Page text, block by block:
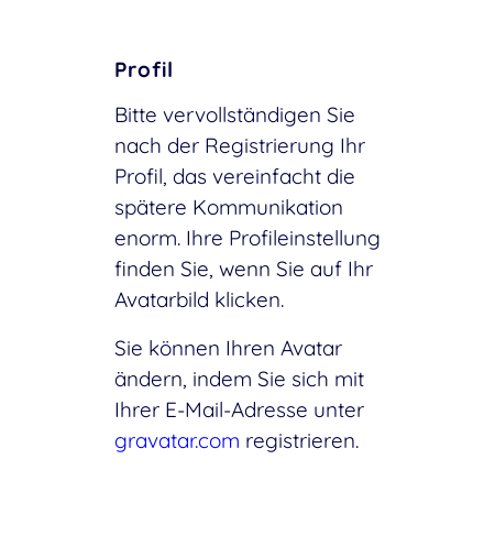
Profil
Bitte vervollständigen Sie
nach der Registrierung Ihr
Profil, das vereinfacht die
spätere Kommunikation
enorm. Ihre Profileinstellung
finden Sie, wenn Sie auf Ihr
Avatarbild klicken.
Sie können Ihren Avatar
ändern, indem Sie sich mit
Ihrer E-Mail-Adresse unter
gravatar.com registrieren.